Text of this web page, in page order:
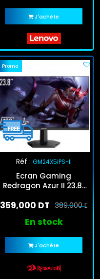
J'achète
Promo
Réf : GM24X5IPS-II
Ecran Gaming
Redragon Azur II 23.8"
389,000 DT
359,000 DT
En stock
J'achète